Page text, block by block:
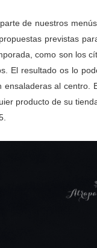
de nuestros
previstas
como son los
El resultado os lo
al centro.
producto de su